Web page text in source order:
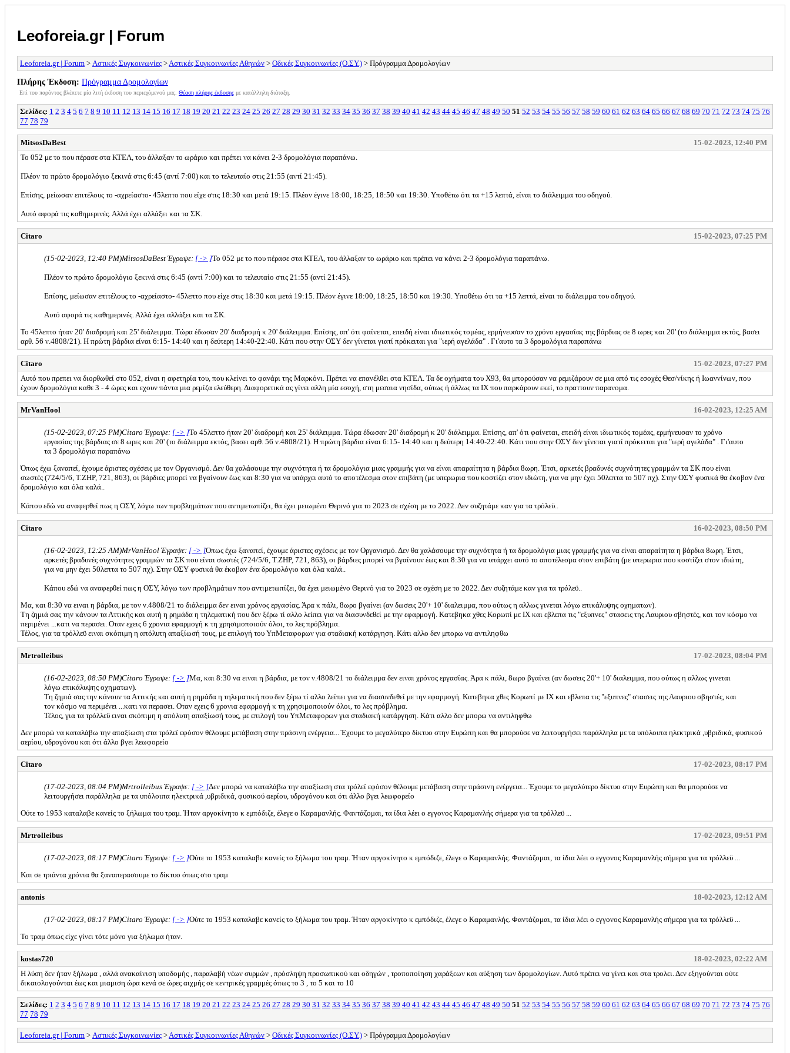
Leoforeia.gr | Forum
Leoforeia.gr | Forum > Αστικές Συγκοινωνίες > Αστικές Συγκοινωνίες Αθηνών > Οδικές Συγκοινωνίες (Ο.ΣΥ.) > Πρόγραμμα Δρομολογίων
Πλήρης Έκδοση: Πρόγραμμα Δρομολογίων
Επί του παρόντος βλέπετε μία λιτή έκδοση του περιεχόμενού μας. Θέαση πλήρης έκδοσης με κατάλληλη διάταξη.
Σελίδες: 1 2 3 4 5 6 7 8 9 10 11 12 13 14 15 16 17 18 19 20 21 22 23 24 25 26 27 28 29 30 31 32 33 34 35 36 37 38 39 40 41 42 43 44 45 46 47 48 49 50 51 52 53 54 55 56 57 58 59 60 61 62 63 64 65 66 67 68 69 70 71 72 73 74 75 76
77 78 79
MitsosDaBest
15-02-2023, 12:40 PM
Το 052 με το που πέρασε στα ΚΤΕΛ, του άλλαξαν το ωράριο και πρέπει να κάνει 2-3 δρομολόγια παραπάνω.
Πλέον το πρώτο δρομολόγιο ξεκινά στις 6:45 (αντί 7:00) και το τελευταίο στις 21:55 (αντί 21:45).
Επίσης, μείωσαν επιτέλους το -αχρείαστο- 45λεπτο που είχε στις 18:30 και μετά 19:15. Πλέον έγινε 18:00, 18:25, 18:50 και 19:30. Υποθέτω ότι τα +15 λεπτά, είναι το διάλειμμα του οδηγού.
Αυτό αφορά τις καθημερινές. Αλλά έχει αλλάξει και τα ΣΚ.
Citaro 15-02-2023, 07:25 PM
(15-02-2023, 12:40 PM)MitsosDaBest Έγραψε: [ -> ]Το 052 με το που πέρασε στα ΚΤΕΛ, του άλλαξαν το ωράριο και πρέπει να κάνει 2-3 δρομολόγια παραπάνω.
Πλέον το πρώτο δρομολόγιο ξεκινά στις 6:45 (αντί 7:00) και το τελευταίο στις 21:55 (αντί 21:45).
Επίσης, μείωσαν επιτέλους το -αχρείαστο- 45λεπτο που είχε στις 18:30 και μετά 19:15. Πλέον έγινε 18:00, 18:25, 18:50 και 19:30. Υποθέτω ότι τα +15 λεπτά, είναι το διάλειμμα του οδηγού.
Αυτό αφορά τις καθημερινές. Αλλά έχει αλλάξει και τα ΣΚ.
Το 45λεπτο ήταν 20' διαδρομή και 25' διάλειμμα. Τώρα έδωσαν 20' διαδρομή κ 20' διάλειμμα. Επίσης, απ' ότι φαίνεται, επειδή είναι ιδιωτικός τομέας, ερμήνευσαν το χρόνο εργασίας της βάρδιας σε 8 ωρες και 20' (το διάλειμμα εκτός, βασει
αρθ. 56 ν.4808/21). Η πρώτη βάρδια είναι 6:15- 14:40 και η δεύτερη 14:40-22:40. Κάτι που στην ΟΣΥ δεν γίνεται γιατί πρόκειται για "ιερή αγελάδα" . Γι'αυτο τα 3 δρομολόγια παραπάνω
Citaro
15-02-2023, 07:27 PM
Αυτό που πρεπει να διορθωθεί στο 052, είναι η αφετηρία του, που κλείνει το φανάρι της Μαρκόνι. Πρέπει να επανέλθει στα ΚΤΕΛ. Τα δε οχήματα του Χ93, θα μπορούσαν να ρεμιζάρουν σε μια από τις εσοχές Θεσ/νίκης ή Ιωαννίνων, που
έχουν δρομολόγια καθε 3 - 4 ώρες και εχουν πάντα μια ρεμίζα ελεύθερη. Διαφορετικά ας γίνει αλλη μία εσοχή, στη μεσαια νησίδα, ούτως ή άλλως τα ΙΧ που παρκάρουν εκεί, το πραττουν παρανομα.
MrVanHool 16-02-2023, 12:25 AM
(15-02-2023, 07:25 PM)Citaro Έγραψε: [ -> ]Το 45λεπτο ήταν 20' διαδρομή και 25' διάλειμμα. Τώρα έδωσαν 20' διαδρομή κ 20' διάλειμμα. Επίσης, απ' ότι φαίνεται, επειδή είναι ιδιωτικός τομέας, ερμήνευσαν το χρόνο
εργασίας της βάρδιας σε 8 ωρες και 20' (το διάλειμμα εκτός, βασει αρθ. 56 ν.4808/21). Η πρώτη βάρδια είναι 6:15- 14:40 και η δεύτερη 14:40-22:40. Κάτι που στην ΟΣΥ δεν γίνεται γιατί πρόκειται για "ιερή αγελάδα" . Γι'αυτο
τα 3 δρομολόγια παραπάνω
Όπως έχω ξαναπεί, έχουμε άριστες σχέσεις με τον Οργανισμό. Δεν θα χαλάσουμε την συχνότητα ή τα δρομολόγια μιας γραμμής για να είναι απαραίτητα η βάρδια 8ωρη. Έτσι, αρκετές βραδυνές συχνότητες γραμμών τα ΣΚ που είναι
σωστές (724/5/6, Τ.ΖΗΡ, 721, 863), οι βάρδιες μπορεί να βγαίνουν έως και 8:30 για να υπάρχει αυτό το αποτέλεσμα στον επιβάτη (με υπερωρια που κοστίζει στον ιδιώτη, για να μην έχει 50λεπτα το 507 πχ). Στην ΟΣΥ φυσικά θα έκοβαν ένα
δρομολόγιο και όλα καλά..
Κάπου εδώ να αναφερθεί πως η ΟΣΥ, λόγω των προβλημάτων που αντιμετωπίζει, θα έχει μειωμένο Θερινό για το 2023 σε σχέση με το 2022. Δεν συζητάμε καν για τα τρόλεϋ..
Citaro 16-02-2023, 08:50 PM
(16-02-2023, 12:25 AM)MrVanHool Έγραψε: [ -> ]Όπως έχω ξαναπεί, έχουμε άριστες σχέσεις με τον Οργανισμό. Δεν θα χαλάσουμε την συχνότητα ή τα δρομολόγια μιας γραμμής για να είναι απαραίτητα η βάρδια 8ωρη. Έτσι,
αρκετές βραδυνές συχνότητες γραμμών τα ΣΚ που είναι σωστές (724/5/6, Τ.ΖΗΡ, 721, 863), οι βάρδιες μπορεί να βγαίνουν έως και 8:30 για να υπάρχει αυτό το αποτέλεσμα στον επιβάτη (με υπερωρια που κοστίζει στον ιδιώτη,
για να μην έχει 50λεπτα το 507 πχ). Στην ΟΣΥ φυσικά θα έκοβαν ένα δρομολόγιο και όλα καλά..
Κάπου εδώ να αναφερθεί πως η ΟΣΥ, λόγω των προβλημάτων που αντιμετωπίζει, θα έχει μειωμένο Θερινό για το 2023 σε σχέση με το 2022. Δεν συζητάμε καν για τα τρόλεϋ..
Μα, και 8:30 να ειναι η βάρδια, με τον ν.4808/21 το διάλειμμα δεν ειναι χρόνος εργασίας. Άρα κ πάλι, 8ωρο βγαίνει (αν δωσεις 20'+ 10' διαλειμμα, που ούτως η αλλως γινεται λόγω επικάλυψης οχηματων).
Τη ζημιά σας την κάνουν τα Αττικής και αυτή η ρημάδα η τηλεματική που δεν ξέρω τί αλλο λείπει για να διασυνδεθεί με την εφαρμογή. Κατεβηκα χθες Κορωπί με ΙΧ και εβλεπα τις "εξυπνες" στασεις της Λαυριου σβηστές, και τον κόσμο να
περιμένει ...κατι να περασει. Οταν εχεις 6 χρονια εφαρμογή κ τη χρησιμοποιούν όλοι, το λες πρόβλημα.
Τέλος, για τα τρόλλεϋ ειναι σκόπιμη η απόλυτη απαξίωσή τους, με επιλογή του ΥπΜεταφορων για σταδιακή κατάργηση. Κάτι αλλο δεν μπορω να αντιληφθω
Mrtrolleibus 17-02-2023, 08:04 PM
(16-02-2023, 08:50 PM)Citaro Έγραψε: [ -> ]Μα, και 8:30 να ειναι η βάρδια, με τον ν.4808/21 το διάλειμμα δεν ειναι χρόνος εργασίας. Άρα κ πάλι, 8ωρο βγαίνει (αν δωσεις 20'+ 10' διαλειμμα, που ούτως η αλλως γινεται
λόγω επικάλυψης οχηματων).
Τη ζημιά σας την κάνουν τα Αττικής και αυτή η ρημάδα η τηλεματική που δεν ξέρω τί αλλο λείπει για να διασυνδεθεί με την εφαρμογή. Κατεβηκα χθες Κορωπί με ΙΧ και εβλεπα τις "εξυπνες" στασεις της Λαυριου σβηστές, και
τον κόσμο να περιμένει ...κατι να περασει. Οταν εχεις 6 χρονια εφαρμογή κ τη χρησιμοποιούν όλοι, το λες πρόβλημα.
Τέλος, για τα τρόλλεϋ ειναι σκόπιμη η απόλυτη απαξίωσή τους, με επιλογή του ΥπΜεταφορων για σταδιακή κατάργηση. Κάτι αλλο δεν μπορω να αντιληφθω
Δεν μπορώ να καταλάβω την απαξίωση στα τρόλεϊ εφόσον θέλουμε μετάβαση στην πράσινη ενέργεια... Έχουμε το μεγαλύτερο δίκτυο στην Ευρώπη και θα μπορούσε να λειτουργήσει παράλληλα με τα υπόλοιπα ηλεκτρικά ,υβριδικά, φυσικού
αερίου, υδρογόνου και ότι άλλο βγει λεωφορείο
Citaro 17-02-2023, 08:17 PM
(17-02-2023, 08:04 PM)Mrtrolleibus Έγραψε: [ -> ]Δεν μπορώ να καταλάβω την απαξίωση στα τρόλεϊ εφόσον θέλουμε μετάβαση στην πράσινη ενέργεια... Έχουμε το μεγαλύτερο δίκτυο στην Ευρώπη και θα μπορούσε να
λειτουργήσει παράλληλα με τα υπόλοιπα ηλεκτρικά ,υβριδικά, φυσικού αερίου, υδρογόνου και ότι άλλο βγει λεωφορείο
Ούτε το 1953 καταλαβε κανείς το ξήλωμα του τραμ. Ήταν αργοκίνητο κ εμπόδιζε, έλεγε ο Καραμανλής. Φαντάζομαι, τα ίδια λέει ο εγγονος Καραμανλής σήμερα για τα τρόλλεϋ ...
Mrtrolleibus 17-02-2023, 09:51 PM
(17-02-2023, 08:17 PM)Citaro Έγραψε: [ -> ]Ούτε το 1953 καταλαβε κανείς το ξήλωμα του τραμ. Ήταν αργοκίνητο κ εμπόδιζε, έλεγε ο Καραμανλής. Φαντάζομαι, τα ίδια λέει ο εγγονος Καραμανλής σήμερα για τα τρόλλεϋ ...
Και σε τριάντα χρόνια θα ξαναπερασουμε το δίκτυο όπως στο τραμ
antonis 18-02-2023, 12:12 AM
(17-02-2023, 08:17 PM)Citaro Έγραψε: [ -> ]Ούτε το 1953 καταλαβε κανείς το ξήλωμα του τραμ. Ήταν αργοκίνητο κ εμπόδιζε, έλεγε ο Καραμανλής. Φαντάζομαι, τα ίδια λέει ο εγγονος Καραμανλής σήμερα για τα τρόλλεϋ ...
Το τραμ όπως είχε γίνει τότε μόνο για ξήλωμα ήταν.
kostas720
18-02-2023, 02:22 AM
Η λύση δεν ήταν ξήλωμα , αλλά ανακαίνιση υποδομής , παραλαβή νέων συρμών , πρόσληψη προσωπικού και οδηγών , τροποποίηση χαράξεων και αύξηση των δρομολογίων. Αυτό πρέπει να γίνει και στα τρολει. Δεν εξηγούνται ούτε
δικαιολογούνται έως και μιαμιση ώρα κενά σε ώρες αιχμής σε κεντρικές γραμμές όπως το 3 , το 5 και το 10
Σελίδες: 1 2 3 4 5 6 7 8 9 10 11 12 13 14 15 16 17 18 19 20 21 22 23 24 25 26 27 28 29 30 31 32 33 34 35 36 37 38 39 40 41 42 43 44 45 46 47 48 49 50 51 52 53 54 55 56 57 58 59 60 61 62 63 64 65 66 67 68 69 70 71 72 73 74 75 76
77 78 79
Leoforeia.gr | Forum > Αστικές Συγκοινωνίες > Αστικές Συγκοινωνίες Αθηνών > Οδικές Συγκοινωνίες (Ο.ΣΥ.) > Πρόγραμμα Δρομολογίων